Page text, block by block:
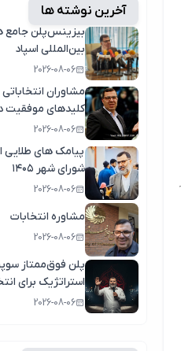
آخرین نوشته ها
بیزینس‌پلن جامع
بین‌المللی اسپاد
2026-08-06
مشاوران
کلیدهای موفقیت
انتخابات سال1404
2026-08-06
پیامک های طلایی
شورای شهر ۱۴۰۵
2026-08-06
مشاوره انتخابات
2026-08-06
پلن فوق‌ممتاز
استراتژیک برای
2026-08-06